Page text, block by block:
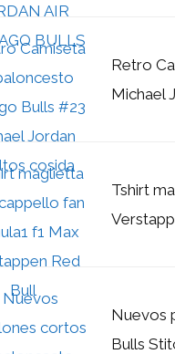
Retro
Michael
Tshirt
Nuevos
Bulls